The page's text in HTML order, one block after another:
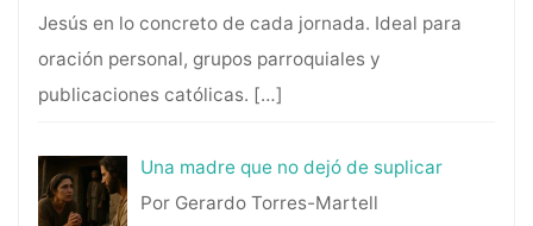
Jesús en lo concreto de cada jornada. Ideal para
oración personal, grupos parroquiales y
publicaciones católicas. […]
Una madre que no dejó de suplicar
Por Gerardo Torres-Martell